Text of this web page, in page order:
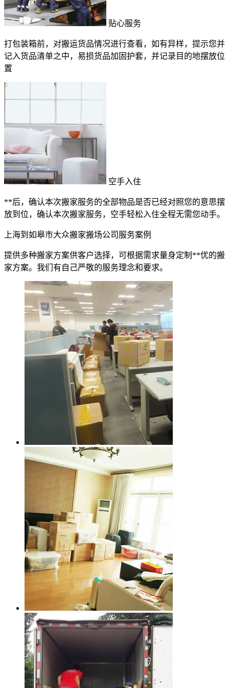
贴心服务
打包装箱前，对搬运货品情况进行查看，如有异样，提示您并
记入货品清单之中，易损货品加固护套，并记录目的地摆放位
置
空手入住
**后，确认本次搬家服务的全部物品是否已经对照您的意思摆
放到位，确认本次搬家服务，空手轻松入住全程无需您动手。
上海到如皋市大众搬家搬场公司服务案例
提供多种搬家方案供客户选择，可根据需求量身定制**优的搬
家方案。我们有自己严敬的服务理念和要求。